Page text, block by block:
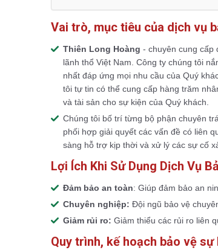
Vai trò, mục tiêu của dịch vụ
Thiên Long Hoàng - chuyên cung cấp
lãnh thổ Việt Nam. Công ty chúng tôi
nhất đáp ứng mọi nhu cầu của Quý
tôi tự tin có thể cung cấp hàng trăm
và tài sản cho sự kiện của Quý khách.
Chúng tôi bố trí từng bộ phận chuyên
phối hợp giải quyết các vấn đề có liên
sàng hỗ trợ kịp thời và xử lý các sự cố
Lợi Ích Khi Sử Dụng Dịch Vụ
Đảm bảo an toàn: Giúp đảm bảo an
Chuyên nghiệp: Đội ngũ bảo vệ
Giảm rủi ro: Giảm thiểu các rủi ro liên
Quy trình, kế hoạch bảo vệ sự